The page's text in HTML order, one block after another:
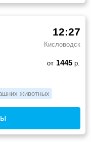
12:27
Кисловодск
от 1445р.
животных